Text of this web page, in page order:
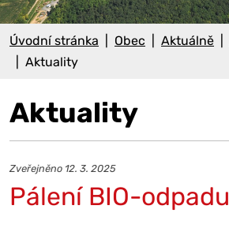
Úvodní stránka Obec Aktuálně
Aktuality
Aktuality
Zveřejněno 12. 3. 2025
Pálení BIO-odpadu